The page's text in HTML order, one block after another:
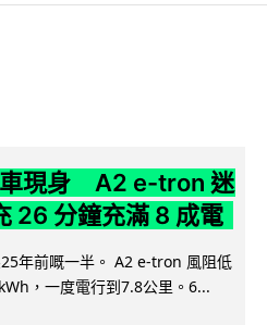
車現身 A2 e-tron 迷
26 分鐘充滿 8 成電
年前嘅一半。 A2 e-tron 風阻低
，一度電行到7.8公里。6...